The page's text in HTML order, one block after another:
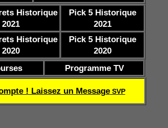
Historique
2021
Pick 5 Historique
2021
Historique
2020
Pick 5 Historique
2020
Programme TV
! Laissez un MessageSVP
TQOQD 24